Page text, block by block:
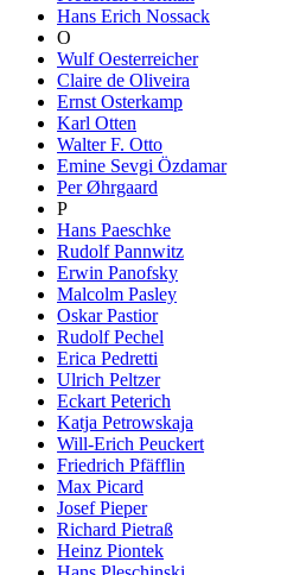
Hans Erich Nossack
O
Wulf Oesterreicher
Claire de Oliveira
Ernst Osterkamp
Karl Otten
Walter F. Otto
Emine Sevgi Özdamar
Per Øhrgaard
P
Hans Paeschke
Rudolf Pannwitz
Erwin Panofsky
Malcolm Pasley
Oskar Pastior
Rudolf Pechel
Erica Pedretti
Ulrich Peltzer
Eckart Peterich
Katja Petrowskaja
Will-Erich Peuckert
Friedrich Pfäfflin
Max Picard
Josef Pieper
Richard Pietraß
Heinz Piontek